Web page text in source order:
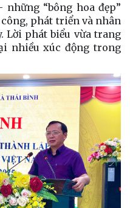
“bông hoa đẹp”
phát triển và nhân
Lời phát biểu vừa trang
nhiều xúc động trong